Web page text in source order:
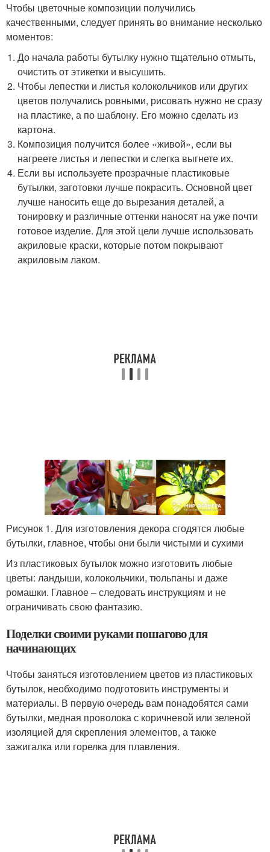
Чтобы цветочные композиции получились
качественными, следует принять во внимание несколько
моментов:
До начала работы бутылку нужно тщательно отмыть,
очистить от этикетки и высушить.
Чтобы лепестки и листья колокольчиков или других
цветов получались ровными, рисовать нужно не сразу
на пластике, а по шаблону. Его можно сделать из
картона.
Композиция получится более «живой», если вы
нагреете листья и лепестки и слегка выгнете их.
Если вы используете прозрачные пластиковые
бутылки, заготовки лучше покрасить. Основной цвет
лучше наносить еще до вырезания деталей, а
тонировку и различные оттенки наносят на уже почти
готовое изделие. Для этой цели лучше использовать
акриловые краски, которые потом покрывают
акриловым лаком.
Рисунок 1. Для изготовления декора сгодятся любые
бутылки, главное, чтобы они были чистыми и сухими
Из пластиковых бутылок можно изготовить любые
цветы: ландыши, колокольчики, тюльпаны и даже
ромашки. Главное – следовать инструкциям и не
ограничивать свою фантазию.
Поделки своими руками пошагово для
начинающих
Чтобы заняться изготовлением цветов из пластиковых
бутылок, необходимо подготовить инструменты и
материалы. В первую очередь вам понадобятся сами
бутылки, медная проволока с коричневой или зеленой
изоляцией для скрепления элементов, а также
зажигалка или горелка для плавления.